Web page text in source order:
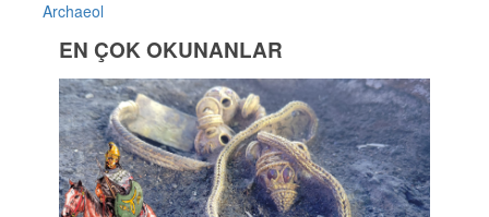
Archaeol
EN ÇOK OKUNANLAR